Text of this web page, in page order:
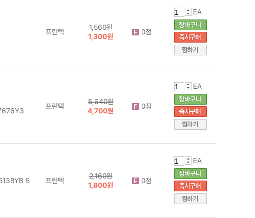
프린텍
1,560원
1,300원
0점
EA
프린텍
5,640원
4,700원
0점
EA
5
프린텍
2,160원
1,800원
0점
EA